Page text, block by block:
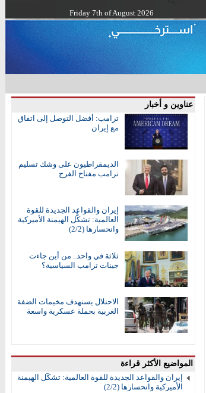
Friday 7th of August 2026
عناوين و أخبار
ترامب: أفضل التوصل إلى اتفاق
مع إيران
الديمقراطيون على وشك تسليم
ترامب مفتاح الفرج
إيران والقواعد الجديدة للقوة
العالمية: تشكُّل الهيمنة الأميركية
وانحسارها (2/2)
ثلاثة في واحد.. من أين جاءت
جينات ترامب السياسية؟
الاحتلال يستهدف مخيمات الضفة
الغربية بحملة عسكرية واسعة
المواضيع الأكثر قراءة
إيران والقواعد الجديدة للقوة العالمية: تشكُّل الهيمنة
الأميركية وانحسارها (2/2)